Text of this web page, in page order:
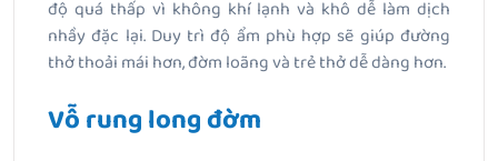
độ quá thấp vì không khí lạnh và khô dễ làm dịch
nhầy đặc lại. Duy trì độ ẩm phù hợp sẽ giúp đường
thở thoải mái hơn, đờm loãng và trẻ thở dễ dàng hơn.
Vỗ rung long đờm